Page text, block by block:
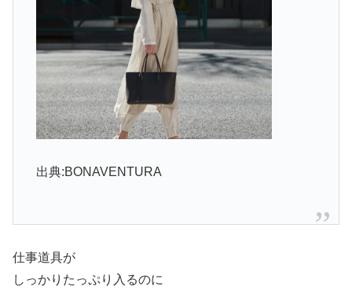
出典:BONAVENTURA
仕事道具が
しっかりたっぷり入るのに